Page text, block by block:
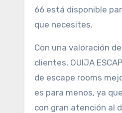
66 está disponible
que necesites.
Con una valoración
clientes, OUIJA
de escape rooms
es para menos, ya
con gran atención al